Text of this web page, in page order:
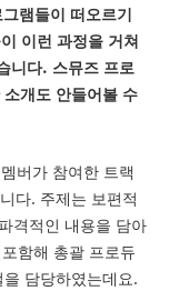
램들이 떠오르기
이런 과정을 거쳐
니다. 스뮤즈 프로
소개도 안들어볼 수
버가 참여한 트랙
다. 주제는 보편적
격적인 내용을 담아
함해 총괄 프로듀
담당하였는데요 .